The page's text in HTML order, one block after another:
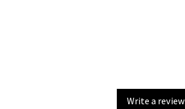
Write a review